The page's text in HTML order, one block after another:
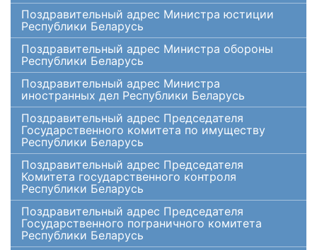
Поздравительный адрес Министра юстиции
Республики Беларусь
Поздравительный адрес Министра обороны
Республики Беларусь
Поздравительный адрес Министра
иностранных дел Республики Беларусь
Поздравительный адрес Председателя
Государственного комитета по имуществу
Республики Беларусь
Поздравительный адрес Председателя
Комитета государственного контроля
Республики Беларусь
Поздравительный адрес Председателя
Государственного пограничного комитета
Республики Беларусь